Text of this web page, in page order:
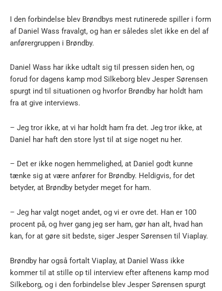
I den forbindelse blev Brøndbys mest rutinerede spiller i form
af Daniel Wass fravalgt, og han er således slet ikke en del af
anførergruppen i Brøndby.
Daniel Wass har ikke udtalt sig til pressen siden hen, og
forud for dagens kamp mod Silkeborg blev Jesper Sørensen
spurgt ind til situationen og hvorfor Brøndby har holdt ham
fra at give interviews.
– Jeg tror ikke, at vi har holdt ham fra det. Jeg tror ikke, at
Daniel har haft den store lyst til at sige noget nu her.
– Det er ikke nogen hemmelighed, at Daniel godt kunne
tænke sig at være anfører for Brøndby. Heldigvis, for det
betyder, at Brøndby betyder meget for ham.
– Jeg har valgt noget andet, og vi er ovre det. Han er 100
procent på, og hver gang jeg ser ham, gør han alt, hvad han
kan, for at gøre sit bedste, siger Jesper Sørensen til Viaplay.
Brøndby har også fortalt Viaplay, at Daniel Wass ikke
kommer til at stille op til interview efter aftenens kamp mod
Silkeborg, og i den forbindelse blev Jesper Sørensen spurgt